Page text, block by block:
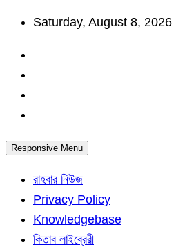
Skip
content
Saturday, August 8, 2026
Responsive Menu
রাহবার নিউজ
Privacy Policy
Knowledgebase
কিতাব লাইব্রেরী